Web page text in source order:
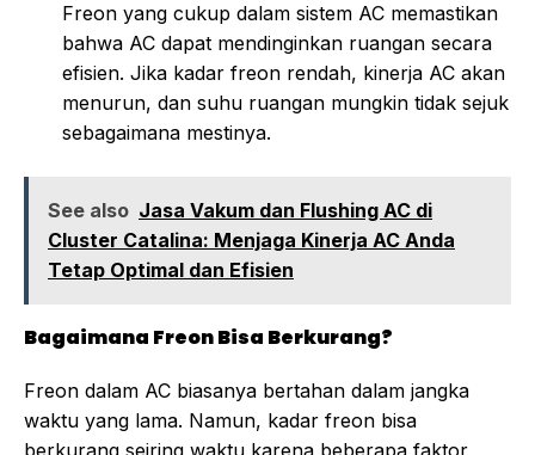
Freon yang cukup dalam sistem AC memastikan
bahwa AC dapat mendinginkan ruangan secara
efisien. Jika kadar freon rendah, kinerja AC akan
menurun, dan suhu ruangan mungkin tidak sejuk
sebagaimana mestinya.
See also Jasa Vakum dan Flushing AC di
Cluster Catalina: Menjaga Kinerja AC Anda
Tetap Optimal dan Efisien
Bagaimana Freon Bisa Berkurang?
Freon dalam AC biasanya bertahan dalam jangka
waktu yang lama. Namun, kadar freon bisa